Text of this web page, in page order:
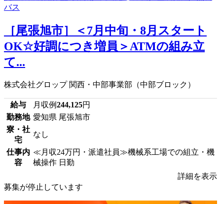
［尾張旭市］＜7月中旬・8月スタート
OK☆好調につき増員＞ATMの組み立
て...
株式会社グロップ 関西・中部事業部（中部ブロック）
給与 月収例244,125円
勤務地 愛知県 尾張旭市
寮・社
宅
なし
仕事内
容
≪月収24万円・派遣社員≫機械系工場での組立・機
械操作 日勤
詳細を表示
募集が停止しています